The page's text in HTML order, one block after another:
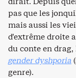
pas que les
mais aussi les
d’extrême droite
du conte en drag,
gender dyshporia
genre).